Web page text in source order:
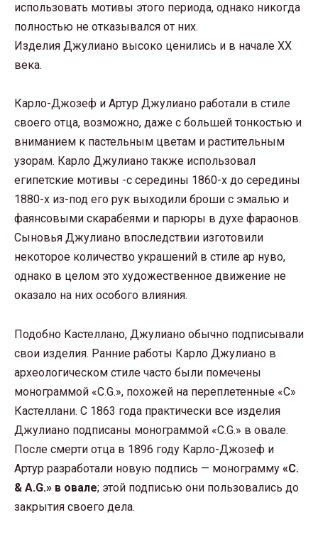
использовать мотивы этого периода, однако никогда
полностью не отказывался от них.
Изделия Джулиано высоко ценились и в начале XX
века.
Карло-Джозеф и Артур Джулиано работали в стиле
своего отца, возможно, даже с большей тонкостью и
вниманием к пастельным цветам и растительным
узорам. Карло Джулиано также использовал
египетские мотивы -с середины 1860-х до середины
1880-х из-под его рук выходили броши с эмалью и
фаянсовыми скарабеями и парюры в духе фараонов.
Сыновья Джулиано впоследствии изготовили
некоторое количество украшений в стиле ар нуво,
однако в целом это художественное движение не
оказало на них особого влияния.
Подобно Кастеллано, Джулиано обычно подписывали
свои изделия. Ранние работы Карло Джулиано в
археологическом стиле часто были помечены
монограммой «C.G.», похожей на переплетенные «С»
Кастеллани. С 1863 года практически все изделия
Джулиано подписаны монограммой «C.G.» в овале.
После смерти отца в 1896 году Карло-Джозеф и
Артур разработали новую подпись — монограмму «С.
& A.G.» в овале; этой подписью они пользовались до
закрытия своего дела.